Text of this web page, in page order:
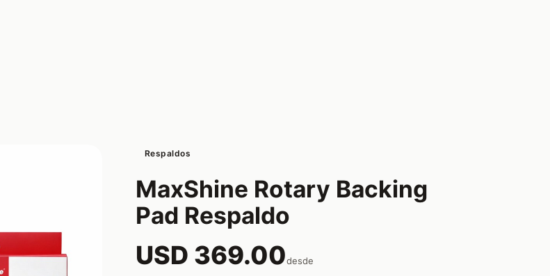
Respaldos
MaxShine Rotary Backing
Pad Respaldo
USD 369.00desde